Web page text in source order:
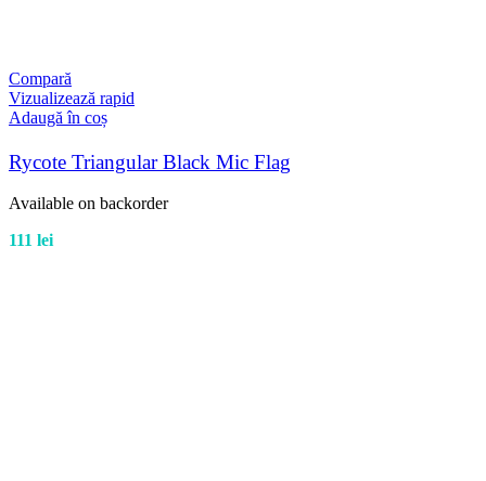
Compară
Vizualizează rapid
Adaugă în coș
Rycote Triangular Black Mic Flag
Available on backorder
111 lei